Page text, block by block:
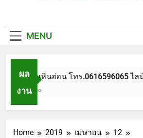
MENU
ผล
งาน
ขัดพื้นหินอ่อน โทร.0616596065 ไลน์
1 ปี Ago
Home 2019 เมษายน
12